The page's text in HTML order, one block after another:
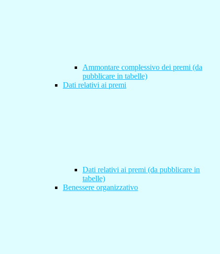
Ammontare complessivo dei premi (da
pubblicare in tabelle)
Dati relativi ai premi
Dati relativi ai premi (da pubblicare in
tabelle)
Benessere organizzativo